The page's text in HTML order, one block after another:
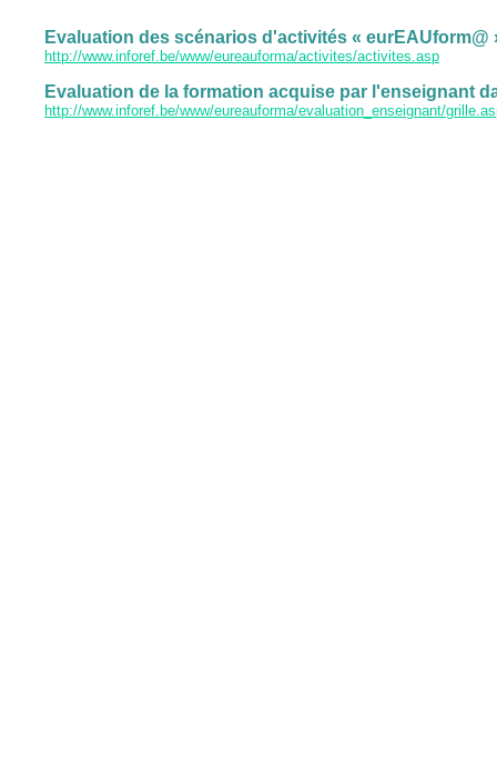
Evaluation des scénarios d'activités « eurEAUform@
http://www.inforef.be/www/eureauforma/activites/activites.asp
Evaluation de la formation acquise par l'enseignant
http://www.inforef.be/www/eureauforma/evaluation_enseignant/